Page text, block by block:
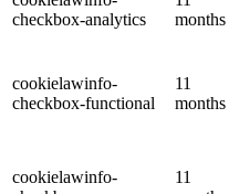
checkbox-analytics
months
cookielawinfo-
checkbox-functional
11
months
cookielawinfo-
11